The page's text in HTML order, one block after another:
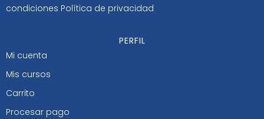
condiciones Política de privacidad
PERFIL
Mi cuenta
Mis cursos
Carrito
Procesar pago